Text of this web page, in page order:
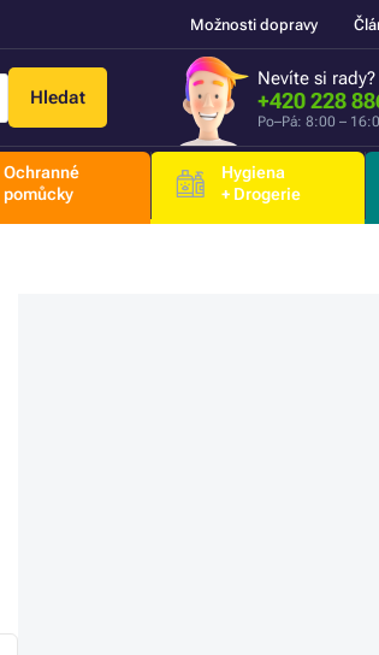
Možnosti dopravy
Hledat
Nevíte si rady?
+420 228
Po–Pá: 8:00 –
Ochranné
pomůcky
Hygiena
+ Drogerie